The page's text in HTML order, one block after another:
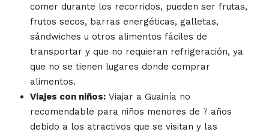
comer durante los recorridos, pueden ser frutas,
frutos secos, barras energéticas, galletas,
sándwiches u otros alimentos fáciles de
transportar y que no requieran refrigeración, ya
que no se tienen lugares donde comprar
alimentos.
Viajes con niños: Viajar a Guainía no
recomendable para niños menores de 7 años
debido a los atractivos que se visitan y las